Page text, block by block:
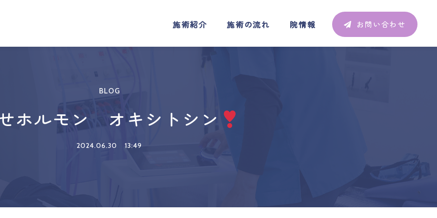
施術紹介 施術の流れ 院情報 お問い合わせ
施術紹介 施術の流れ 院情報 お問い合わせ
BLOG
ホルモン オキシトシン
2024.06.30 13:49